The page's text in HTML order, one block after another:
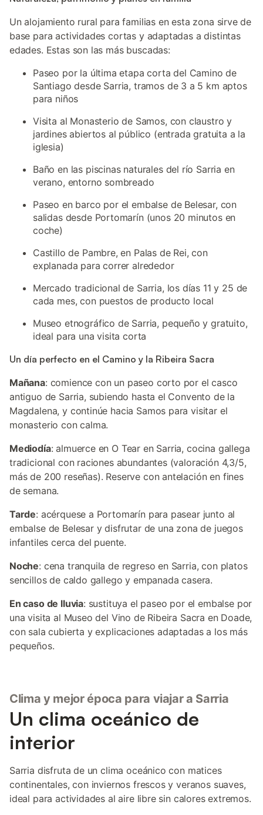
Un alojamiento rural para familias en esta zona sirve de
base para actividades cortas y adaptadas a distintas
edades. Estas son las más buscadas:
Paseo por la última etapa corta del Camino de
Santiago desde Sarria, tramos de 3 a 5 km aptos
para niños
Visita al Monasterio de Samos, con claustro y
jardines abiertos al público (entrada gratuita a la
iglesia)
Baño en las piscinas naturales del río Sarria en
verano, entorno sombreado
Paseo en barco por el embalse de Belesar, con
salidas desde Portomarín (unos 20 minutos en
coche)
Castillo de Pambre, en Palas de Rei, con
explanada para correr alrededor
Mercado tradicional de Sarria, los días 11 y 25 de
cada mes, con puestos de producto local
Museo etnográfico de Sarria, pequeño y gratuito,
ideal para una visita corta
Un día perfecto en el Camino y la Ribeira Sacra
Mañana: comience con un paseo corto por el casco
antiguo de Sarria, subiendo hasta el Convento de la
Magdalena, y continúe hacia Samos para visitar el
monasterio con calma.
Mediodía: almuerce en O Tear en Sarria, cocina gallega
tradicional con raciones abundantes (valoración 4,3/5,
más de 200 reseñas). Reserve con antelación en fines
de semana.
Tarde: acérquese a Portomarín para pasear junto al
embalse de Belesar y disfrutar de una zona de juegos
infantiles cerca del puente.
Noche: cena tranquila de regreso en Sarria, con platos
sencillos de caldo gallego y empanada casera.
En caso de lluvia: sustituya el paseo por el embalse por
una visita al Museo del Vino de Ribeira Sacra en Doade,
con sala cubierta y explicaciones adaptadas a los más
pequeños.
Clima y mejor época para viajar a Sarria
Un clima oceánico de
interior
Sarria disfruta de un clima oceánico con matices
continentales, con inviernos frescos y veranos suaves,
ideal para actividades al aire libre sin calores extremos.